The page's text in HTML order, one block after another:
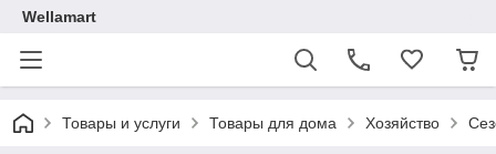
Wellamart
Товары и услуги Товары для дома Хозяйство